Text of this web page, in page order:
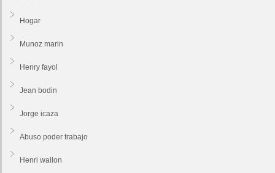
Hogar
Munoz marin
Henry fayol
Jean bodin
Jorge icaza
Abuso poder trabajo
Henri wallon